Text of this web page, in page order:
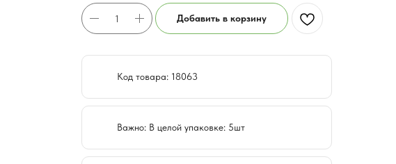
Добавить в корзину
Код товара: 18063
Важно: В целой упаковке: 5шт